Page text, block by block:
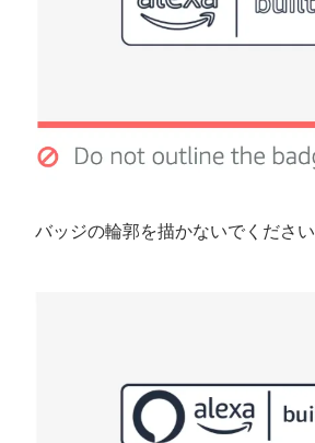
バッジの輪郭を描かないでください